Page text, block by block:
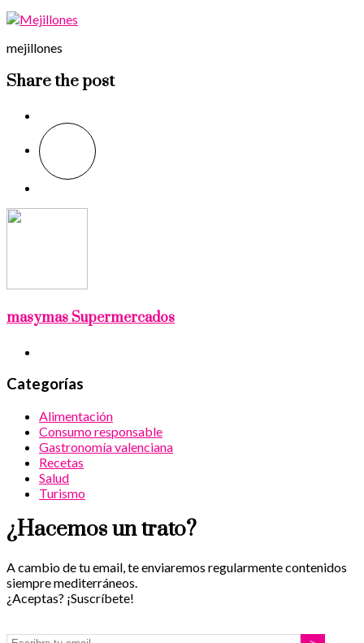
mejillones
Share the post
masymas Supermercados
Categorías
Alimentación
Consumo responsable
Gastronomía valenciana
Recetas
Salud
Turismo
¿Hacemos un trato?
A cambio de tu email, te enviaremos regularmente contenidos
siempre mediterráneos.
¿Aceptas? ¡Suscríbete!